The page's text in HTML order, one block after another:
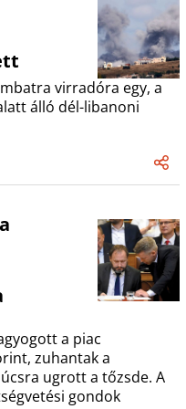
virradóra egy, a
álló dél-libanoni
a piac
zuhantak a
ugrott a tőzsde. A
gondok